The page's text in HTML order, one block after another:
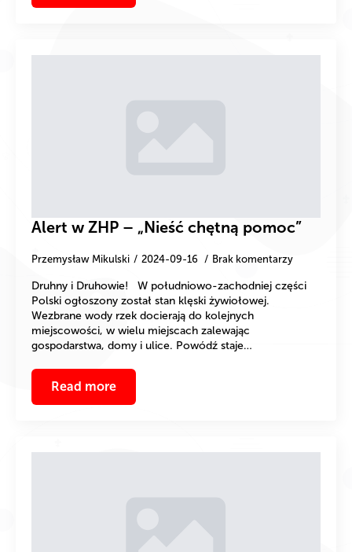
Alert w ZHP – „Nieść chętną pomoc”
Przemysław Mikulski 2024-09-16 Brak komentarzy
Druhny i Druhowie! W południowo-zachodniej części
Polski ogłoszony został stan klęski żywiołowej.
Wezbrane wody rzek docierają do kolejnych
miejscowości, w wielu miejscach zalewając
gospodarstwa, domy i ulice. Powódź staje…
Read more